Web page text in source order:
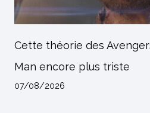
Cette théorie des
Man encore plus triste
07/08/2026